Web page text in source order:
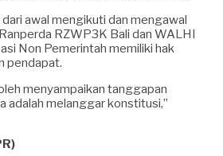
awal mengikuti dan mengawal
RZWP3K Bali dan WALHI
Non Pemerintah memiliki hak
pendapat.
menyampaikan tanggapan
adalah melanggar konstitusi,”